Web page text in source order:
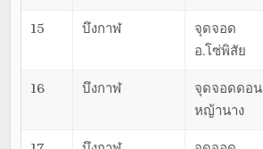
15 บึงกาฬ
จุดจอด
อ.โซ่พิสัย
16 บึงกาฬ
จุดจอดดอน
หญ้านาง